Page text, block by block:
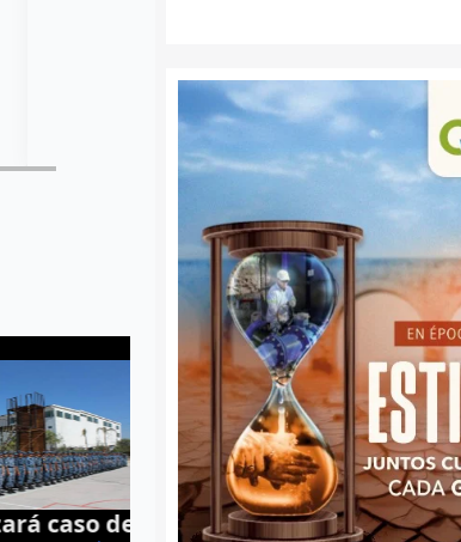
VER
caso de
Alistan más clausuras